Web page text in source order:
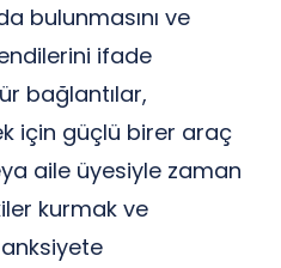
bulunmasını ve
ifade
bağlantılar,
için güçlü birer araç
aile üyesiyle zaman
kurmak ve